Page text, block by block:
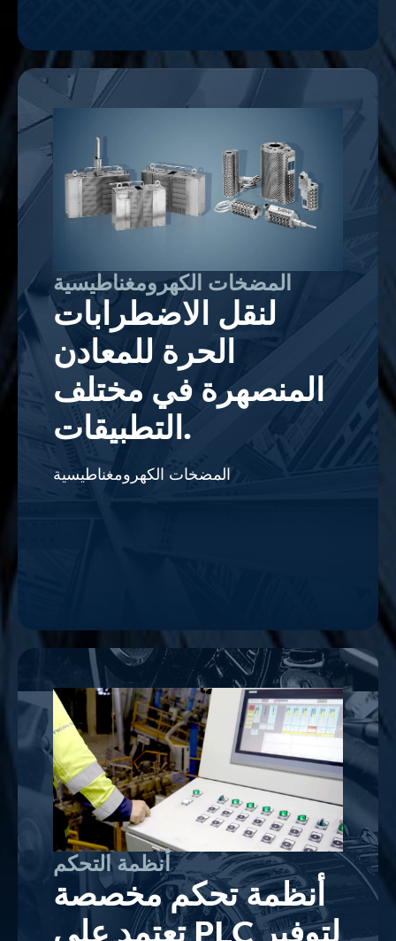
المضخات الكهرومغناطيسية
لنقل الاضطرابات
الحرة للمعادن
المنصهرة في مختلف
التطبيقات.
المضخات الكهرومغناطيسية
أنظمة التحكم
أنظمة تحكم مخصصة